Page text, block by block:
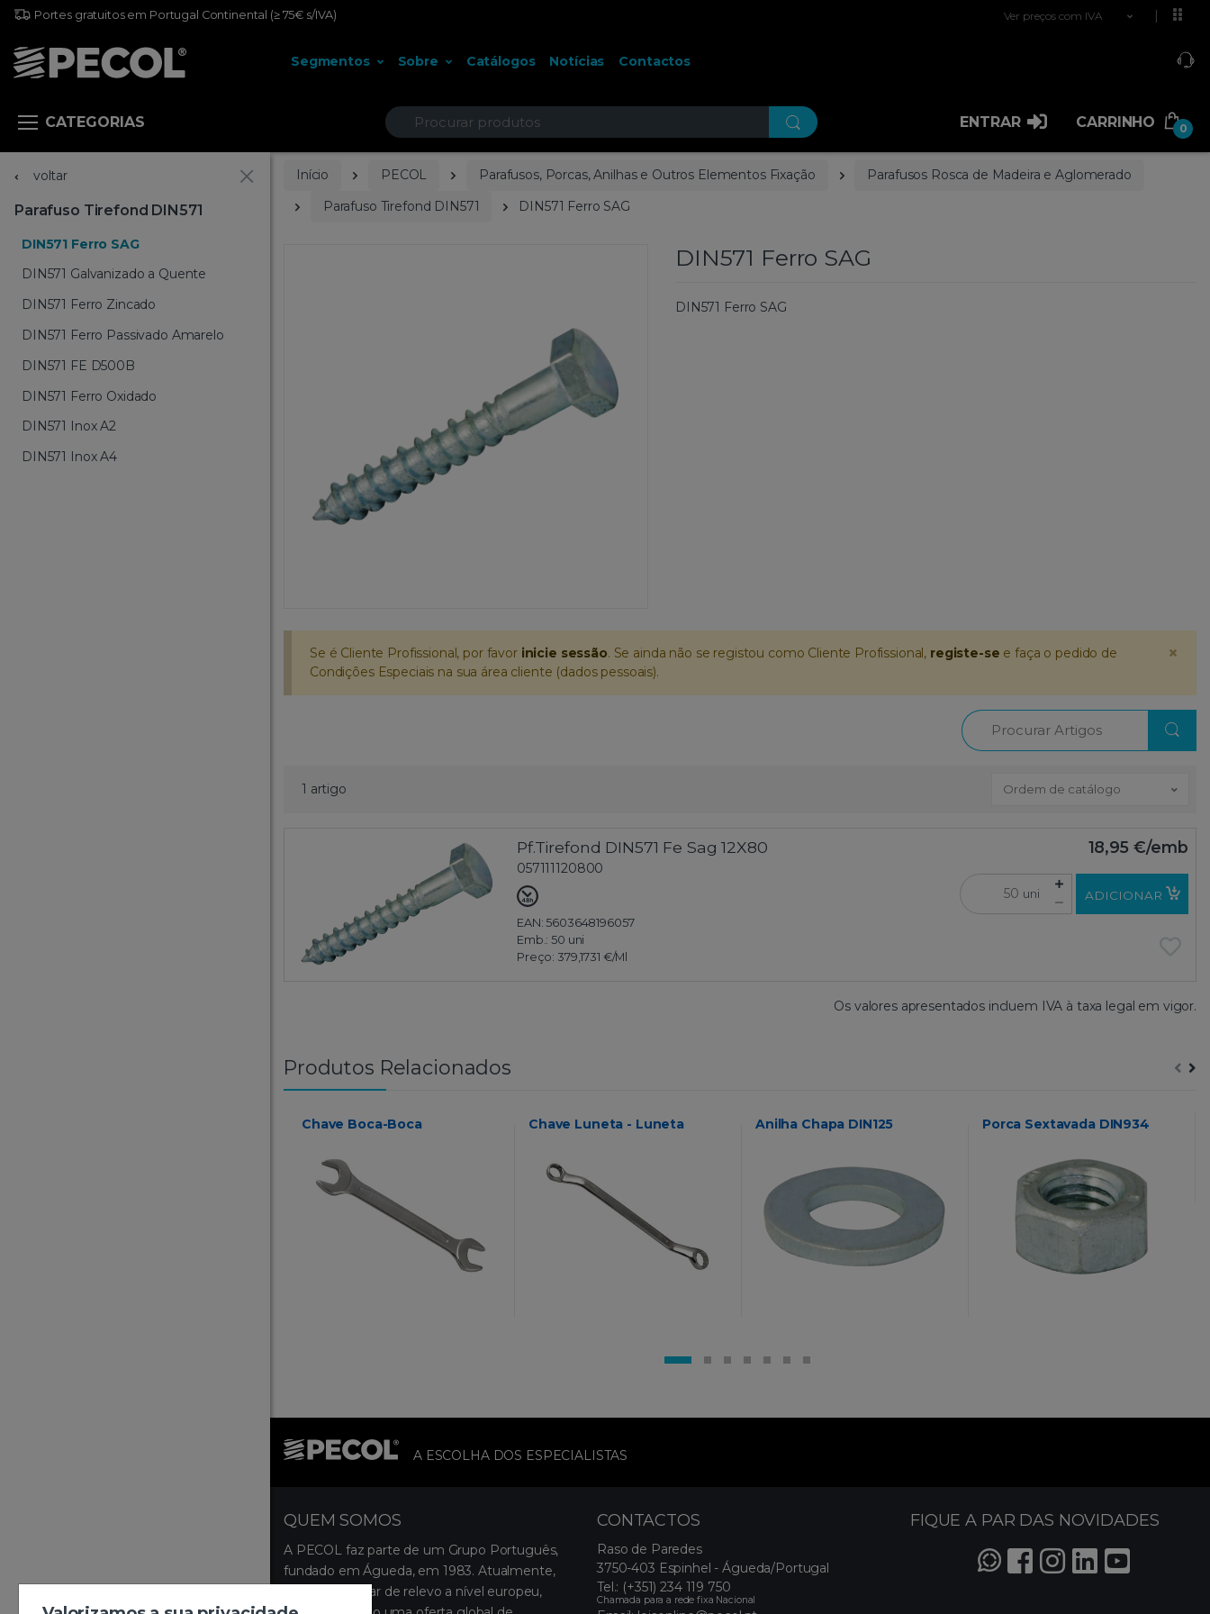
Portes gratuitos em Portugal Continental (≥ 75€ s/IVA) Ver preços com IVA
Segmentos Sobre Catálogos Notícias Contactos
CATEGORIAS Procurar ENTRAR CARRINHO 0
voltar
Parafuso Tirefond DIN571
DIN571 Ferro SAG
DIN571 Galvanizado a Quente
DIN571 Ferro Zincado
DIN571 Ferro Passivado Amarelo
DIN571 FE D500B
DIN571 Ferro Oxidado
DIN571 Inox A2
DIN571 Inox A4
Início PECOL Parafusos, Porcas, Anilhas e Outros Elementos Fixação
Parafusos Rosca de Madeira e Aglomerado
Parafuso Tirefond DIN571
DIN571 Ferro SAG
DIN571 Ferro SAG
DIN571 Ferro SAG
×
Se é Cliente Profissional, por favor inicie sessão. Se ainda não se registou como Cliente Profissional, registe-se e faça o pedido de
Condições Especiais na sua área cliente (dados pessoais).
Procurar
1 artigo Ordem de catálogo
Pf.Tirefond DIN571 Fe Sag 12X80
057111120800
EAN: 5603648196057
Emb.:50 uni
Preço: 379,1731 €/Ml
18,95 €/emb
uni ADICIONAR
Os valores apresentados incluem IVA à taxa legal em vigor.
Produtos Relacionados
Chave Boca-Boca Chave Luneta - Luneta Anilha Chapa DIN125 Porca Sextavada DIN934
A ESCOLHA DOS ESPECIALISTAS
QUEM SOMOS
A PECOL faz parte de um Grupo Português,
fundado em Águeda, em 1983. Atualmente,
ocupa um lugar de relevo a nível europeu,
CONTACTOS
Raso de Paredes
3750-403 Espinhel - Águeda/Portugal
Tel.: (+351) 234 119 750
Chamada para a rede fixa Nacional
FIQUE A PAR DAS NOVIDADES